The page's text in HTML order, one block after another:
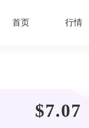
首页 行情
$7.07